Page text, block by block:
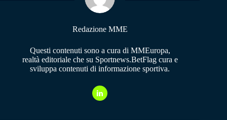
Redazione MME
Questi contenuti sono a cura di MMEuropa,
realtà editoriale che su Sportnews.BetFlag cura e
sviluppa contenuti di informazione sportiva.